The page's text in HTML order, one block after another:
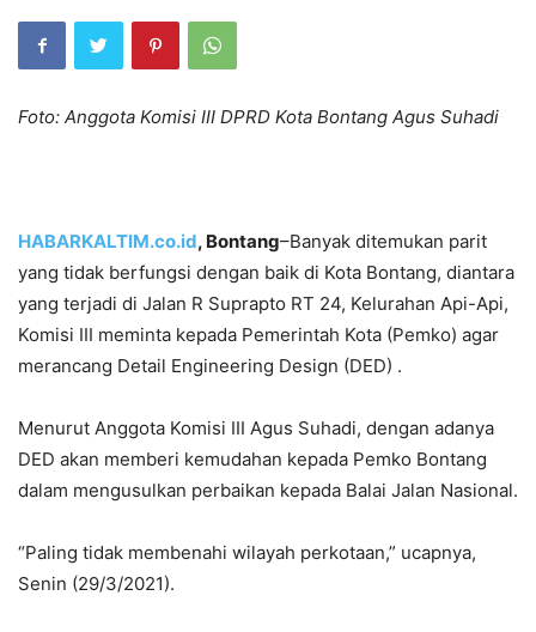
Foto: Anggota Komisi III DPRD Kota Bontang Agus Suhadi
HABARKALTIM.co.id, Bontang–Banyak ditemukan parit
yang tidak berfungsi dengan baik di Kota Bontang, diantara
yang terjadi di Jalan R Suprapto RT 24, Kelurahan Api-Api,
Komisi III meminta kepada Pemerintah Kota (Pemko) agar
merancang Detail Engineering Design (DED) .
Menurut Anggota Komisi III Agus Suhadi, dengan adanya
DED akan memberi kemudahan kepada Pemko Bontang
dalam mengusulkan perbaikan kepada Balai Jalan Nasional.
“Paling tidak membenahi wilayah perkotaan,” ucapnya,
Senin (29/3/2021).